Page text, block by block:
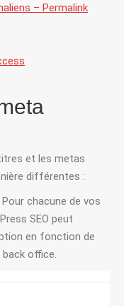
– Permalink
et les metas
différentes :
Pour chacune de vos
SEO peut
en fonction de
office.